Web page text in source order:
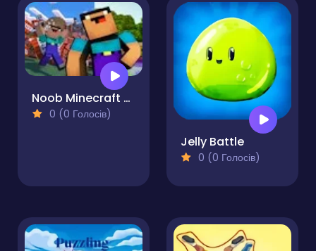
Noob Minecraft Reassembled
0 (0 Голосів)
Jelly Battle
0 (0 Голосів)